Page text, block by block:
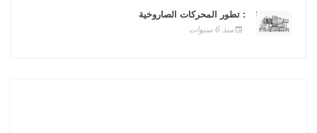
: تطور المحركات الصاروخية
منذ 6 سنوات